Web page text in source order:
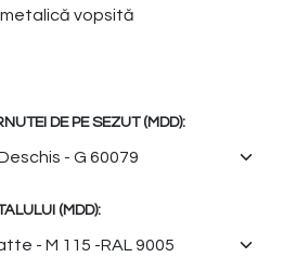
vopsită
DE PE SEZUT (MDD):
(MDD):